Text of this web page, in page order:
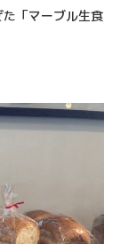
「マーブル生食